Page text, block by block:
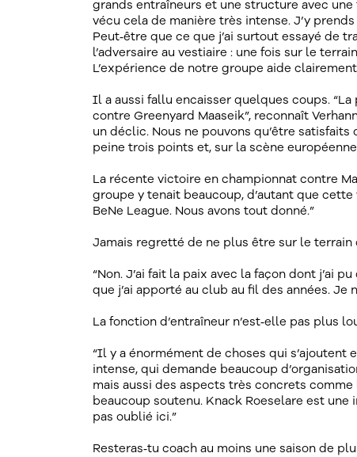
grands entraîneurs et une structure avec
vécu cela de manière très intense. J’y
Peut‑être que ce que j’ai surtout essayé de
l’adversaire au vestiaire : une fois sur le
L’expérience de notre groupe aide
Il a aussi fallu encaisser quelques coups.
contre Greenyard Maaseik”, reconnaît
un déclic. Nous ne pouvons qu’être
peine trois points et, sur la scène
La récente victoire en championnat contre
groupe y tenait beaucoup, d’autant que
BeNe League. Nous avons tout donné.”
Jamais regretté de ne plus être sur le terrain
“Non. J’ai fait la paix avec la façon dont j’ai
que j’ai apporté au club au fil des années. Je
La fonction d’entraîneur n’est‑elle pas plus
“Il y a énormément de choses qui s’ajoutent
intense, qui demande beaucoup
mais aussi des aspects très concrets
beaucoup soutenu. Knack Roeselare est une
pas oublié ici.”
Resteras‑tu coach au moins une saison de